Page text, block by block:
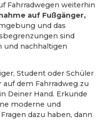
Fahrradwegen weiterhin
auf Fußgänger,
und das
sind
und nachhaltigen
Student oder Schüler
auf dem Fahrradweg zu
Deiner Hand. Erkunde
moderne und
dazu haben, dann